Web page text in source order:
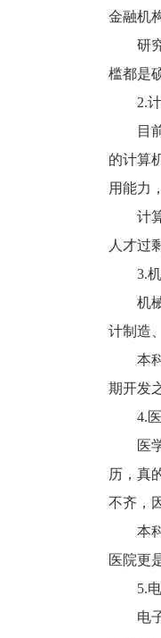
金融机
研究
槛都是
2.计
目前
的计算
用能力
计算
人才过
3.机
机械
计制造
本科
期开发
4.医
医学
历，真
不齐，
本科
医院更
5.电
电子